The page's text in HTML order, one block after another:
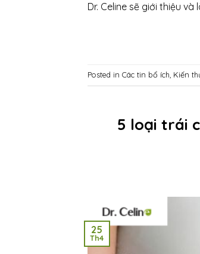
Dr. Celine sẽ giới thiệu
Posted in Các tin bổ ích, Kiến
5 loại trái
25
Th4